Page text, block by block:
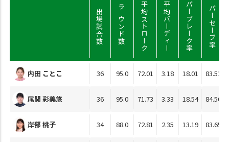
出場試合数 ラウンド数 平均ストローク 平均バーディー パーブレーク率 パーセーブ率
内田 ことこ 36 95.0 72.01 3.18 18.01 83.51
尾関 彩美悠 36 95.0 71.73 3.33 18.54 84.56
岸部 桃子 34 88.0 72.81 2.35 13.19 83.65